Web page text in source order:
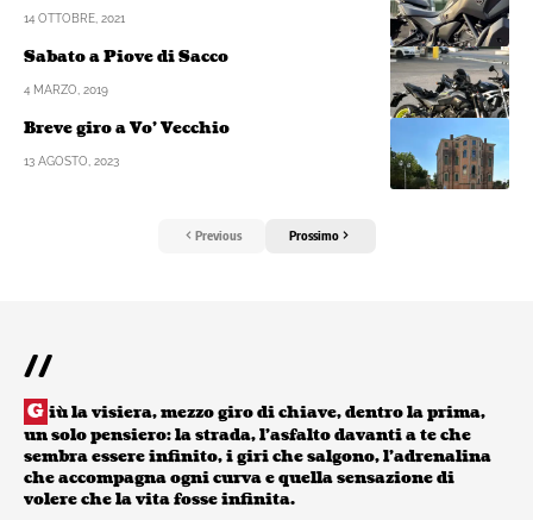
14 OTTOBRE, 2021
Sabato a Piove di Sacco
4 MARZO, 2019
Breve giro a Vo’ Vecchio
13 AGOSTO, 2023
Previous Prossimo
//
G iù la visiera, mezzo giro di chiave, dentro la prima,
un solo pensiero: la strada, l’asfalto davanti a te che
sembra essere infinito, i giri che salgono, l’adrenalina
che accompagna ogni curva e quella sensazione di
volere che la vita fosse infinita.